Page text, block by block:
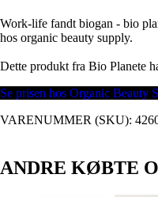
Work-life fandt biogan - bio
hos organic beauty supply.
Dette produkt fra Bio Planete
Se prisen hos Organic Beauty
VARENUMMER (SKU):
ANDRE KØBTE